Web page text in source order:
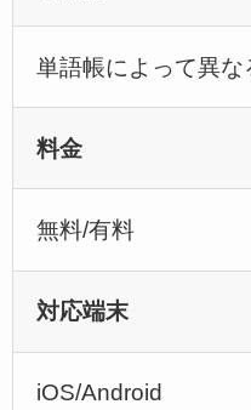
単語帳によって異な
料金
無料/有料
対応端末
iOS/Android